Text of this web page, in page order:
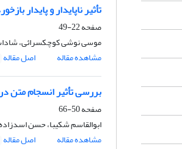
تأثیر ناپایدار و پایدار
صفحه22-49
موسی نوشی کوچکسرائی،
مشاهده مقاله
اصل مقاله
بررسی تأثیر انسجام متن
صفحه50-66
ابوالقاسم شکیبا، حسن
مشاهده مقاله
اصل مقاله